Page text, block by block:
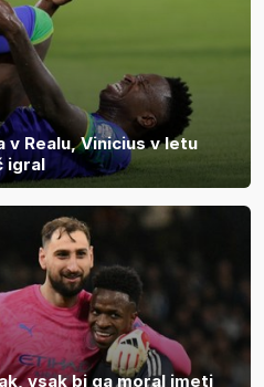
v Realu, Vinicius v letu
igral
vsak bi ga moral imeti